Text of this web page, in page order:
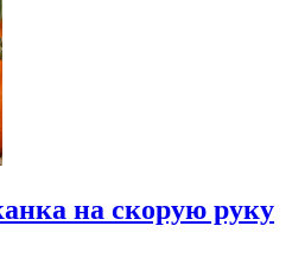
на скорую руку